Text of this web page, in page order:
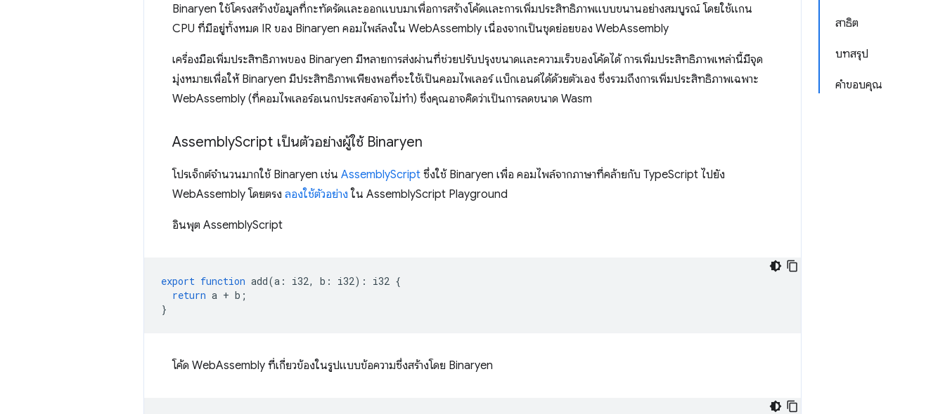
สาธิต
บทสรุป
คำขอบคุณ
Binaryen ใช้โครงสร้างข้อมูลที่กะทัดรัดและออกแบบมาเพื่อการสร้างโค้ดและการเพิ่มประสิทธิภาพแบบขนานอย่างสมบูรณ์ โดยใช้แกน
CPU ที่มีอยู่ทั้งหมด IR ของ Binaryen คอมไพล์ลงใน WebAssembly เนื่องจากเป็นชุดย่อยของ WebAssembly
เครื่องมือเพิ่มประสิทธิภาพของ Binaryen มีหลายการส่งผ่านที่ช่วยปรับปรุงขนาดและความเร็วของโค้ดได้ การเพิ่มประสิทธิภาพเหล่านี้มีจุด
มุ่งหมายเพื่อให้ Binaryen มีประสิทธิภาพเพียงพอที่จะใช้เป็นคอมไพเลอร์ แบ็กเอนด์ได้ด้วยตัวเอง ซึ่งรวมถึงการเพิ่มประสิทธิภาพเฉพาะ
WebAssembly (ที่คอมไพเลอร์อเนกประสงค์อาจไม่ทำ) ซึ่งคุณอาจคิดว่าเป็นการลดขนาด Wasm
AssemblyScript เป็นตัวอย่างผู้ใช้ Binaryen
โปรเจ็กต์จำนวนมากใช้ Binaryen เช่น AssemblyScript ซึ่งใช้ Binaryen เพื่อ คอมไพล์จากภาษาที่คล้ายกับ TypeScript ไปยัง
WebAssembly โดยตรง ลองใช้ตัวอย่าง ใน AssemblyScript Playground
อินพุต AssemblyScript
export function add(a : i32, b : i32) : i32 {
return a + b ;
}
โค้ด WebAssembly ที่เกี่ยวข้องในรูปแบบข้อความซึ่งสร้างโดย Binaryen